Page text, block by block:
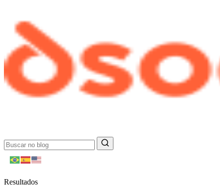
Resultados